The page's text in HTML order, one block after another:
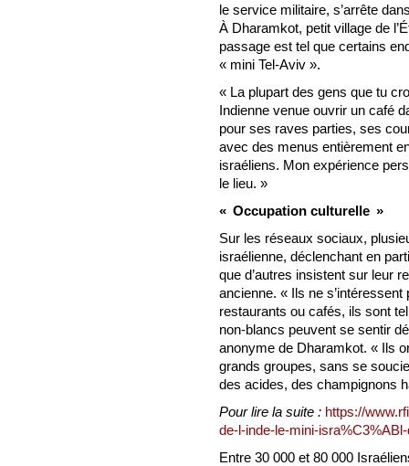
le service militaire, s’arrête
À Dharamkot, petit village de
passage est tel que certains
« mini Tel-Aviv ».
« La plupart des gens que tu
Indienne venue ouvrir un café
pour ses raves parties, ses
avec des menus entièrement
israéliens. Mon expérience
le lieu. »
« Occupation culturelle »
Sur les réseaux sociaux,
israélienne, déclenchant en
que d’autres insistent sur leur
ancienne. « Ils ne
restaurants ou cafés, ils sont
non-blancs peuvent se sentir
anonyme de Dharamkot. « Ils
grands groupes, sans se
des acides, des champignons
Pour lire la suite : https://
de-l-inde-le-mini-
Entre 30 000 et 80 000